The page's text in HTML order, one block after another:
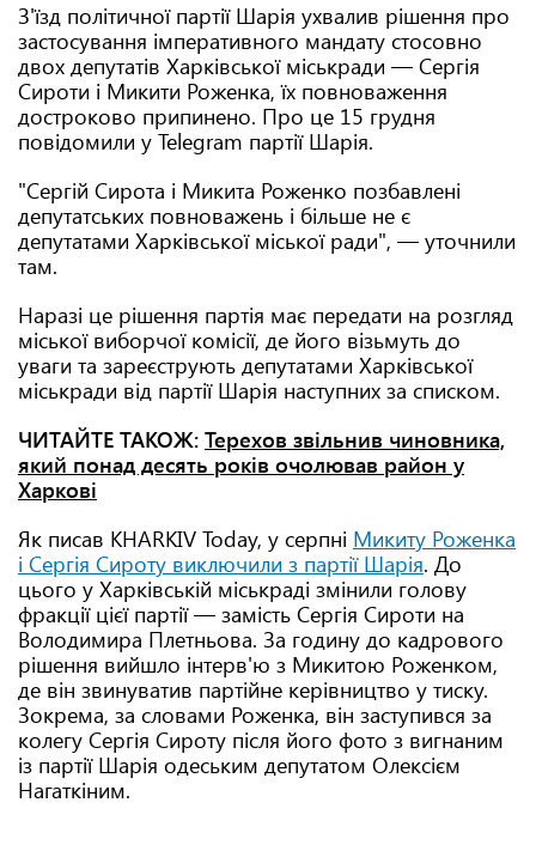
З'їзд політичної партії Шарія ухвалив рішення про
застосування імперативного мандату стосовно
двох депутатів Харківської міськради — Сергія
Сироти і Микити Роженка, їх повноваження
достроково припинено. Про це 15 грудня
повідомили у Telegram партії Шарія.
"Сергій Сирота і Микита Роженко позбавлені
депутатських повноважень і більше не є
депутатами Харківської міської ради", — уточнили
там.
Наразі це рішення партія має передати на розгляд
міської виборчої комісії, де його візьмуть до
уваги та зареєструють депутатами Харківської
міськради від партії Шарія наступних за списком.
ЧИТАЙТЕ ТАКОЖ: Терехов звільнив чиновника,
який понад десять років очолював район у
Харкові
Як писав KHARKIV Today, у серпні Микиту Роженка
і Сергія Сироту виключили з партії Шарія. До
цього у Харківській міськраді змінили голову
фракції цієї партії — замість Сергія Сироти на
Володимира Плетньова. За годину до кадрового
рішення вийшло інтерв'ю з Микитою Роженком,
де він звинуватив партійне керівництво у тиску.
Зокрема, за словами Роженка, він заступився за
колегу Сергія Сироту після його фото з вигнаним
із партії Шарія одеським депутатом Олексієм
Нагаткіним.